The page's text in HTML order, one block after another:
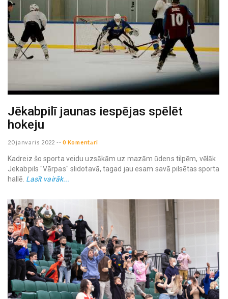
Jēkabpilī jaunas iespējas spēlēt
hokeju
20 janvaris 2022 -- 0 Komentāri
Kadreiz šo sporta veidu uzsākām uz mazām ūdens tilpēm, vēlāk
Jekabpils "Vārpas" slidotavā, tagad jau esam savā pilsētas sporta
hallē. Lasīt vairāk...